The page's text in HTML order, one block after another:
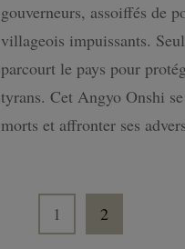
gouverneurs, assoiffés de
villageois impuissants.
parcourt le pays pour
tyrans. Cet Angyo Onshi
morts et affronter ses
Page
1 Page
2